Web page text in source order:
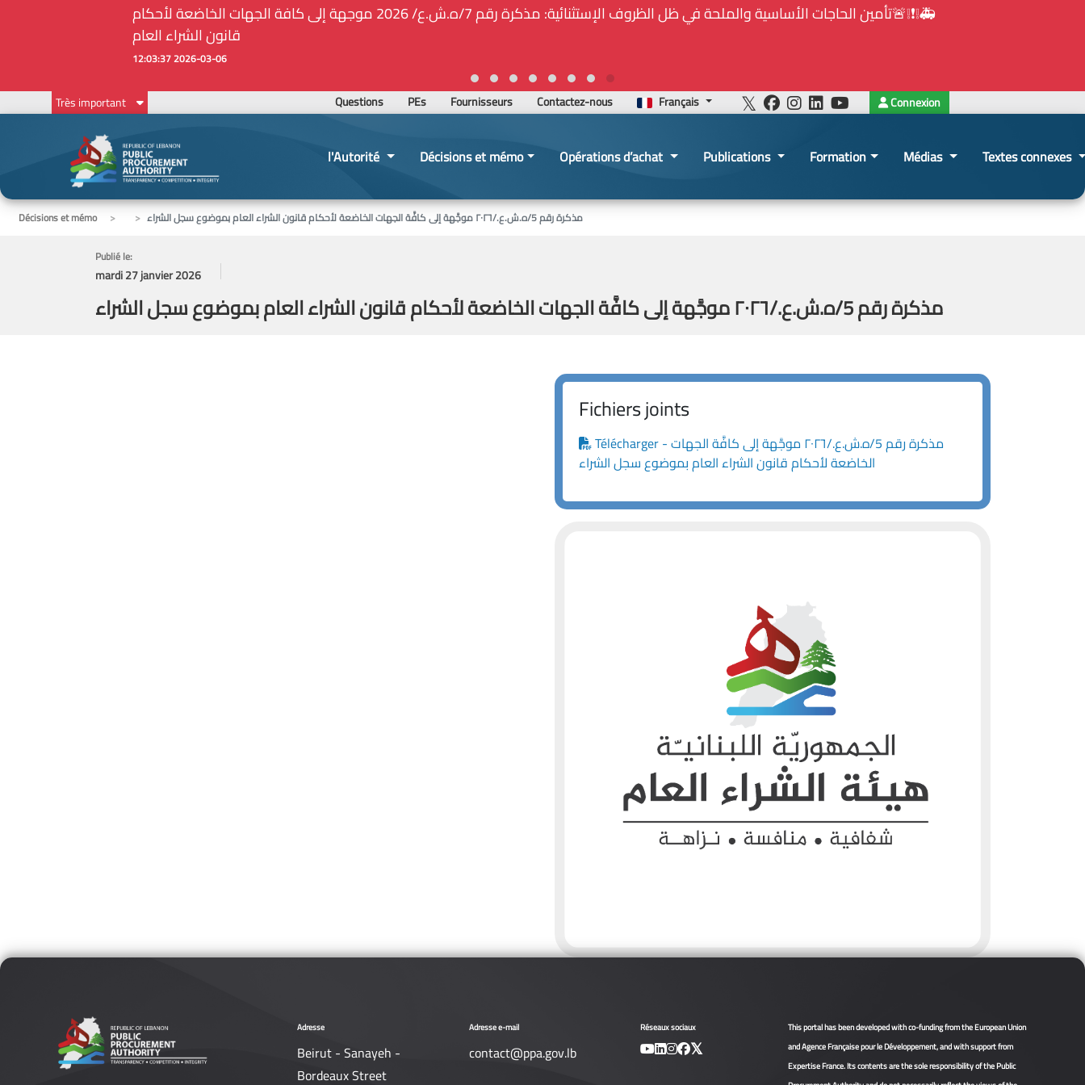
🚑❕❗❕🚨تأمين الحاجات الأساسية والملحة في ظل الظروف الإستثنائية: مذكرة رقم 7/ه.ش.ع/ 2026 موجهة إلى كافة الجهات الخاضعة لأحكام
قانون الشراء العام
2026-03-06 12:03:37
Très important Questions PEs Fournisseurs Contactez-nous Français Connexion
l'Autorité Décisions et mémo Opérations d’achat Publications Formation Médias Textes connexes
Décisions et mémo مذكرة رقم 5/ه.ش.ع./٢٠٢٦ موجَّهة إلى كافَّة الجهات الخاضعة لأحكام قانون الشراء العام بموضوع سجل الشراء
Publié le:
mardi 27 janvier 2026
مذكرة رقم 5/ه.ش.ع./٢٠٢٦ موجَّهة إلى كافَّة الجهات الخاضعة لأحكام قانون الشراء العام بموضوع سجل الشراء
Fichiers joints
Télécharger - مذكرة رقم 5/ه.ش.ع./٢٠٢٦ موجَّهة إلى كافَّة الجهات
الخاضعة لأحكام قانون الشراء العام بموضوع سجل الشراء
Adresse
Beirut - Sanayeh -
Bordeaux Street
Adresse e-mail
contact@ppa.gov.lb
Réseaux sociaux
This portal has been developed with co-funding from the European Union
and Agence Française pour le Développement, and with support from
Expertise France. Its contents are the sole responsibility of the Public